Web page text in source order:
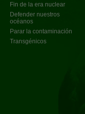
Fin de la era nuclear
Defender nuestros
océanos
Parar la contaminación
Transgénicos